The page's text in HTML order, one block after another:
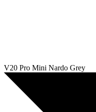
V20 Pro Mini Nardo Grey